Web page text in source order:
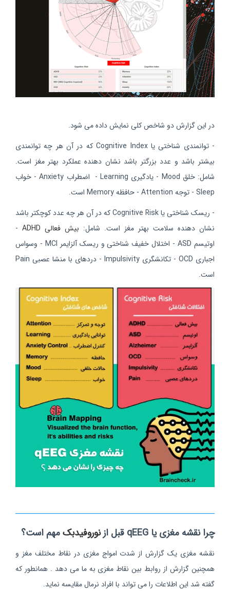
در این گزارش دو شاخص کلی نمایش داده می شود.
- توانمندی شناختی یا Cognitive Index که در آن هر چه توانمندی
بیشتر باشد و عدد بزرگتر باشد نشان دهنده عملکرد بهتر مغز است.
شامل: خلق Mood - یادگیری Learning - اضطراب Anxiety - خواب
Sleep - توجه Attention - حافظه Memory است.
- ریسک شناختی یا Cognitive Risk که در آن هر چه عدد کوچکتر باشد
نشان دهنده سلامت بهتر مغز است. شامل: بیش فعالی ADHD
-
اوتیسم ASD - اختلال خفیف شناختی و ریسک آلزایمر MCI - وسواس
اجباری OCD - تکانشگری Impulsivity - دردهای با منشا عصبی Pain
است.
چرا نقشه مغزی یا qEEG قبل از نوروفیدبکمهم است؟
نقشه مغزی یک گزارش از شدت امواج مغزی در نقاط مختلف مغز و
همچنین گزارش از روابط بین نقاط مغزی به ما می دهد . همانطور که
گفته شد این اطلاعات را می تواند با افراد نرمال مقایسه نماید.